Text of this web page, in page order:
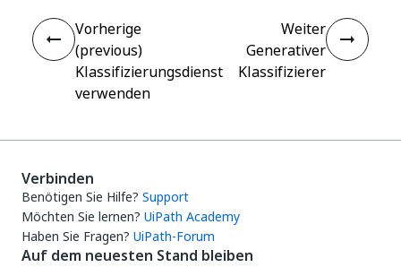
Vorherige
(previous)
Klassifizierungsdienst
verwenden
Weiter
Generativer
Klassifizierer
Verbinden
Benötigen Sie Hilfe? Support
Möchten Sie lernen? UiPath Academy
Haben Sie Fragen? UiPath-Forum
Auf dem neuesten Stand bleiben